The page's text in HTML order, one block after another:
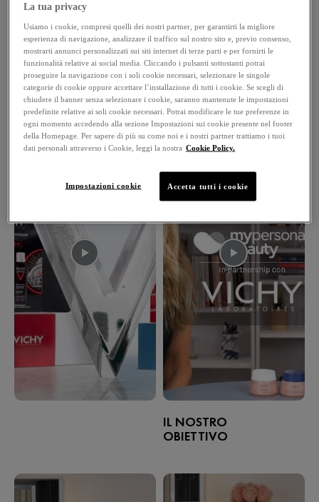
IL NOSTRO
OBIETTIVO
La tua privacy
Usiamo i cookie, compresi quelli dei nostri partner, per garantirti la migliore
esperienza di navigazione, analizzare il traffico sul nostro sito e, previo consenso,
mostrarti annunci personalizzati sui siti internet di terze parti e per fornirti le
funzionalità relative ai social media. Cliccando i pulsanti sottostanti potrai
proseguire la navigazione con i soli cookie necessari, selezionare le singole
categorie di cookie oppure accettare l’installazione di tutti i cookie. Se scegli di
chiudere il banner senza selezionare i cookie, saranno mantenute le impostazioni
predefinite relative ai soli cookie necessari. Potrai modificare le tue preferenze in
ogni momento accedendo alla sezione Impostazioni sui cookie presente nel footer
della Homepage. Per sapere di più su come noi e i nostri partner trattiamo i tuoi
dati personali attraverso i Cookie, leggi la nostra Cookie Policy.
Impostazioni cookie Accetta tutti i cookie